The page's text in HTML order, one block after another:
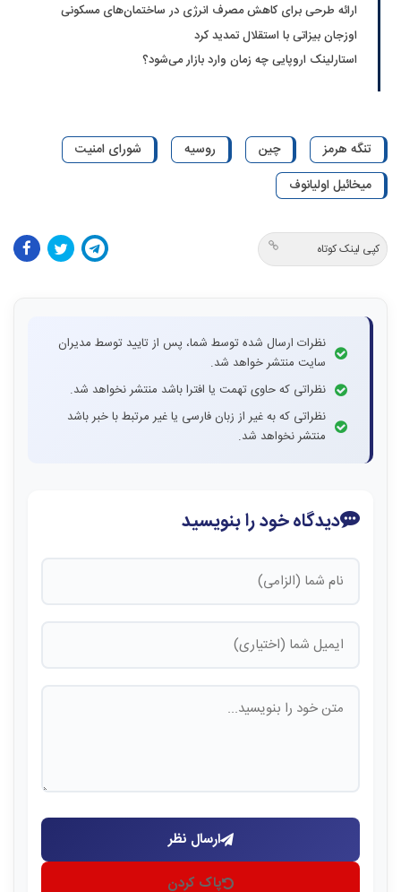
ارائه طرحی برای کاهش مصرف انرژی در ساختمان‌های مسکونی
اوزجان بیزاتی با استقلال تمدید کرد
استارلینک اروپایی چه زمان وارد بازار می‌شود؟
تنگه هرمز چین روسیه
شورای امنیت
میخائیل اولیانوف
کپی لینک کوتاه
نظرات ارسال شده توسط شما، پس از تایید توسط مدیران
سایت منتشر خواهد شد.
نظراتی که حاوی تهمت یا افترا باشد منتشر نخواهد شد.
نظراتی که به غیر از زبان فارسی یا غیر مرتبط با خبر باشد
منتشر نخواهد شد.
دیدگاه خود را بنویسید
ارسال نظر
پاک کردن